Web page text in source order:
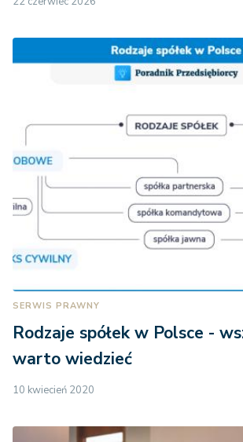
SERWIS PRAWNY
Rodzaje spółek w Polsce -
warto wiedzieć
10 kwiecień 2020